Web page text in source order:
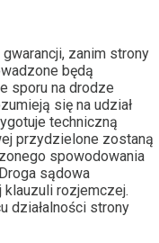
zanim strony
będą
sporu na drodze
się na udział
techniczną
przydzielone zostaną
spowodowania
sądowa
rozjemczej.
działalności strony